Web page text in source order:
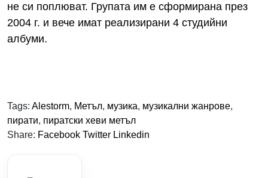
не си поплюват. Групата им е сформирана през
2004 г. и вече имат реализирани 4 студийни
албуми.
Tags: Alestorm, Метъл, музика, музикални жанрове,
пирати, пиратски хеви метъл
Share: Facebook Twitter Linkedin